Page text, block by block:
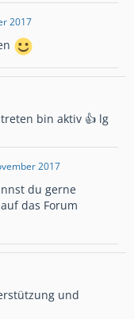
2017
bin aktiv 👍 lg
2017
du gerne
das Forum
und